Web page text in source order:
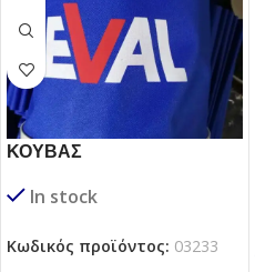
ΚΟΥΒΑΣ
ΙΝΟΧ ΧΕΡΟΥΛΙ
In stock
Κωδικός προϊόντος: 03233